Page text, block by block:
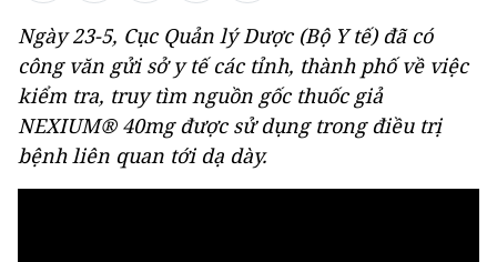
Ngày 23-5, Cục Quản lý Dược (Bộ Y tế) đã có
công văn gửi sở y tế các tỉnh, thành phố về việc
kiểm tra, truy tìm nguồn gốc thuốc giả
NEXIUM® 40mg được sử dụng trong điều trị
bệnh liên quan tới dạ dày.